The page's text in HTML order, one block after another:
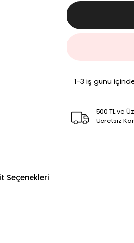
1-3 iş günü
500 TL ve
Ücretsiz
Seçenekleri